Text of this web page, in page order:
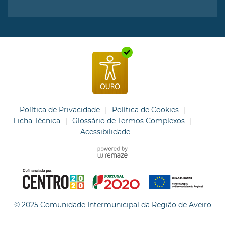
Política de Privacidade
Política de Cookies
Ficha Técnica
Glossário de Termos Complexos
Acessibilidade
© 2025 Comunidade Intermunicipal da Região de Aveiro